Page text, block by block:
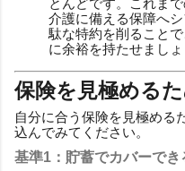
介護に備える保障へ
駄な特約を削ること
に余裕を持たせましょ
保険を見極める
自分に合う保険を見極める
込んでみてください。
基準1：貯蓄でカバーでき